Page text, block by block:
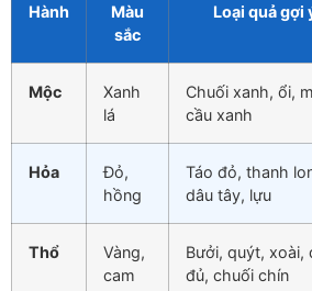
Hành
Màu
sắc
Loại quả gợi
Mộc
Xanh
lá
Chuối xanh, ổi,
cầu xanh
Hỏa
Đỏ,
hồng
Táo đỏ, thanh
dâu tây, lựu
Thổ
Vàng,
cam
Bưởi, quýt, xoài,
đủ, chuối chín